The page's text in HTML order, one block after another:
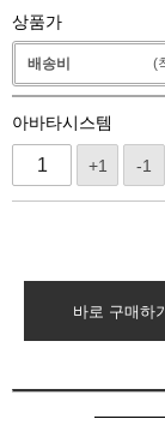
상품가
배송비 (
아바타시스템
+1 -1
바로 구매하